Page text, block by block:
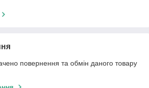
повернення та обмін даного товару